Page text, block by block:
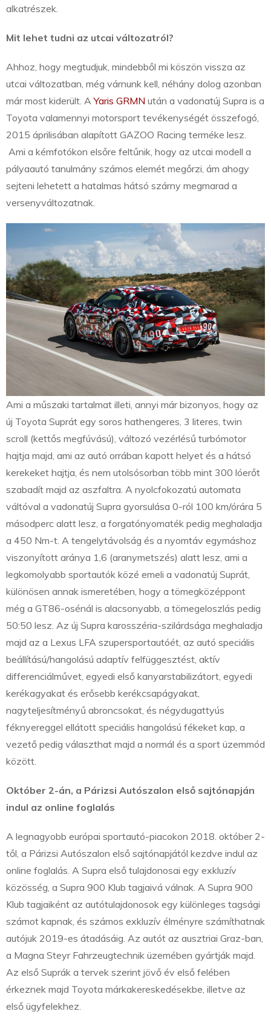
alkatrészek.
Mit lehet tudni az utcai változatról?
Ahhoz, hogy megtudjuk, mindebből mi köszön vissza az
utcai változatban, még várnunk kell, néhány dolog azonban
már most kiderült. AYaris GRMN után a vadonatúj Supra is a
Toyota valamennyi motorsport tevékenységét összefogó,
2015 áprilisában alapított GAZOO Racing terméke lesz.
Ami a kémfotókon elsőre feltűnik, hogy az utcai modell a
pályaautó tanulmány számos elemét megőrzi, ám ahogy
sejteni lehetett a hatalmas hátsó szárny megmarad a
versenyváltozatnak.
Ami a műszaki tartalmat illeti, annyi már bizonyos, hogy az
új Toyota Suprát egy soros hathengeres, 3 literes, twin
scroll (kettős megfúvású), változó vezérlésű turbómotor
hajtja majd, ami az autó orrában kapott helyet és a hátsó
kerekeket hajtja, és nem utolsósorban több mint 300 lóerőt
szabadít majd az aszfaltra. A nyolcfokozatú automata
váltóval a vadonatúj Supra gyorsulása 0-ról 100 km/órára 5
másodperc alatt lesz, a forgatónyomaték pedig meghaladja
a 450 Nm-t. A tengelytávolság és a nyomtáv egymáshoz
viszonyított aránya 1,6 (aranymetszés) alatt lesz, ami a
legkomolyabb sportautók közé emeli a vadonatúj Suprát,
különösen annak ismeretében, hogy a tömegközéppont
még a GT86-osénál is alacsonyabb, a tömegeloszlás pedig
50:50 lesz. Az új Supra karosszéria-szilárdsága meghaladja
majd az a Lexus LFA szupersportautóét, az autó speciális
beállítású/hangolású adaptív felfüggesztést, aktív
differenciálművet, egyedi első kanyarstabilizátort, egyedi
kerékagyakat és erősebb kerékcsapágyakat,
nagyteljesítményű abroncsokat, és négydugattyús
féknyereggel ellátott speciális hangolású fékeket kap, a
vezető pedig választhat majd a normál és a sport üzemmód
között.
Október 2-án, a Párizsi Autószalon első sajtónapján
indul az online foglalás
A legnagyobb európai sportautó-piacokon 2018. október 2-
től, a Párizsi Autószalon első sajtónapjától kezdve indul az
online foglalás. A Supra első tulajdonosai egy exkluzív
közösség, a Supra 900 Klub tagjaivá válnak. A Supra 900
Klub tagjaiként az autótulajdonosok egy különleges tagsági
számot kapnak, és számos exkluzív élményre számíthatnak
autójuk 2019-es átadásáig. Az autót az ausztriai Graz-ban,
a Magna Steyr Fahrzeugtechnik üzemében gyártják majd.
Az első Suprák a tervek szerint jövő év első felében
érkeznek majd Toyota márkakereskedésekbe, illetve az
első ügyfelekhez.